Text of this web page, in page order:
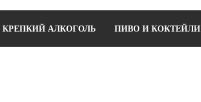
КРЕПКИЙ АЛКОГОЛЬ ПИВО И КОКТЕЙЛИ